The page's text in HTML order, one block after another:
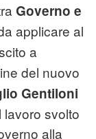
Governo e
applicare al
a
del nuovo
Gentiloni
svolto
alla